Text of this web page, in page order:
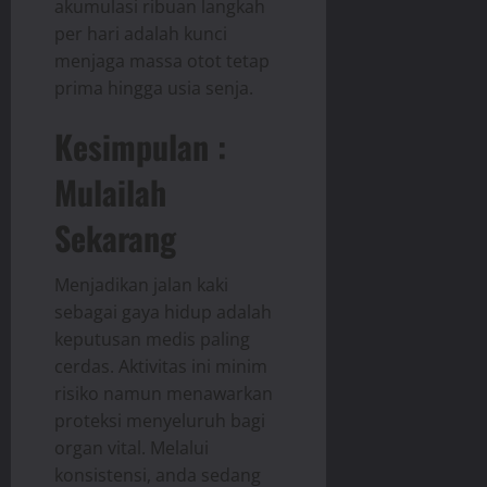
akumulasi ribuan langkah
per hari adalah kunci
menjaga massa otot tetap
prima hingga usia senja.
Kesimpulan :
Mulailah
Sekarang
Menjadikan jalan kaki
sebagai gaya hidup adalah
keputusan medis paling
cerdas. Aktivitas ini minim
risiko namun menawarkan
proteksi menyeluruh bagi
organ vital. Melalui
konsistensi, anda sedang